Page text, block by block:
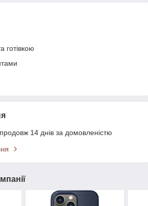
готівкою
14 днів за домовленістю